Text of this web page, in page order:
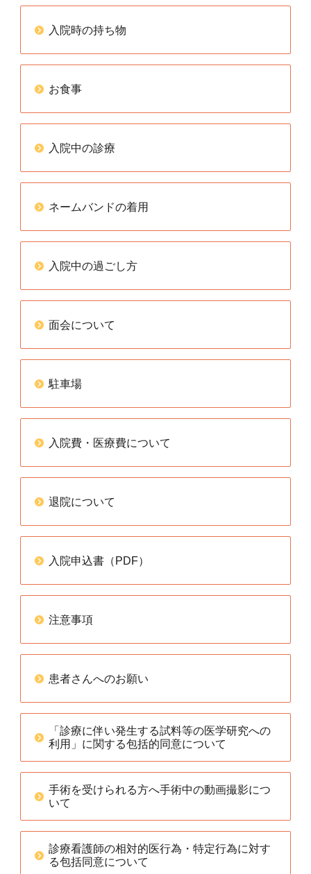
入院時の持ち物
お食事
入院中の診療
ネームバンドの着用
入院中の過ごし方
面会について
駐車場
入院費・医療費について
退院について
入院申込書（PDF）
注意事項
患者さんへのお願い
「診療に伴い発生する試料等の医学研究への
利用」に関する包括的同意について
手術を受けられる方へ手術中の動画撮影につ
いて
診療看護師の相対的医行為・特定行為に対す
る包括同意について